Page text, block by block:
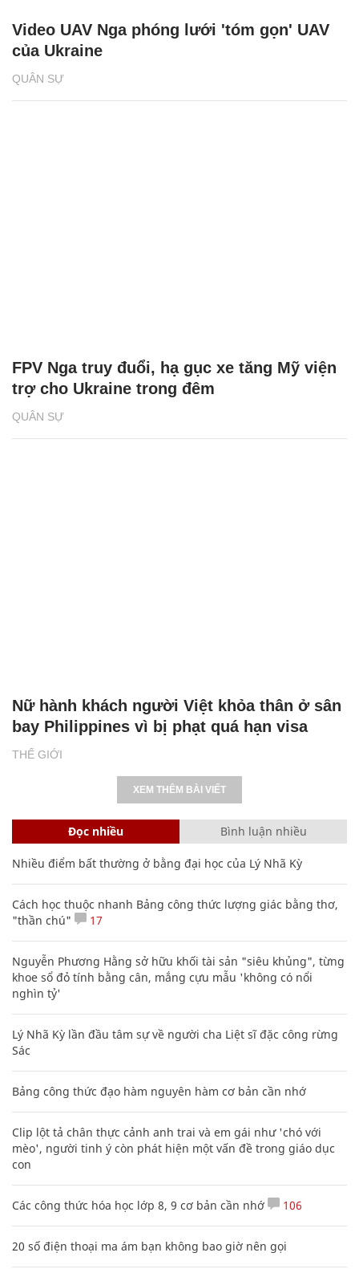
QUÂN SỰ
Video UAV Nga phóng lưới 'tóm gọn' UAV
của Ukraine
QUÂN SỰ
FPV Nga truy đuổi, hạ gục xe tăng Mỹ viện
trợ cho Ukraine trong đêm
THẾ GIỚI
Nữ hành khách người Việt khỏa thân ở sân
bay Philippines vì bị phạt quá hạn visa
XEM THÊM BÀI VIẾT
Đọc nhiều Bình luận nhiều
Nhiều điểm bất thường ở bằng đại học của Lý Nhã Kỳ
Cách học thuộc nhanh Bảng công thức lượng giác bằng thơ,
"thần chú"
17
Nguyễn Phương Hằng sở hữu khối tài sản "siêu khủng", từng
khoe sổ đỏ tính bằng cân, mắng cựu mẫu 'không có nổi
nghìn tỷ'
Lý Nhã Kỳ lần đầu tâm sự về người cha Liệt sĩ đặc công rừng
Sác
Bảng công thức đạo hàm nguyên hàm cơ bản cần nhớ
Clip lột tả chân thực cảnh anh trai và em gái như 'chó với
mèo', người tinh ý còn phát hiện một vấn đề trong giáo dục
con
Các công thức hóa học lớp 8, 9 cơ bản cần nhớ 106
20 số điện thoại ma ám bạn không bao giờ nên gọi